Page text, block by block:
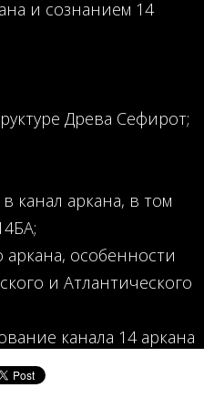
и сознанием 14
Древа Сефирот;
канал аркана, в том
аркана, особенности
и Атлантического
канала 14 аркана
и улучшения событий